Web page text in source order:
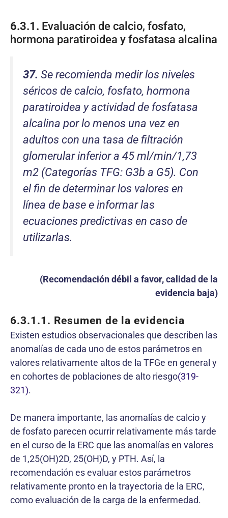
6.3.1. Evaluación de calcio, fosfato,
hormona paratiroidea y fosfatasa alcalina
37. Se recomienda medir los niveles
séricos de calcio, fosfato, hormona
paratiroidea y actividad de fosfatasa
alcalina por lo menos una vez en
adultos con una tasa de filtración
glomerular inferior a 45 ml/min/1,73
m2 (Categorías TFG: G3b a G5). Con
el fin de determinar los valores en
línea de base e informar las
ecuaciones predictivas en caso de
utilizarlas.
(Recomendación débil a favor, calidad de la
evidencia baja)
6.3.1.1. Resumen de la evidencia
Existen estudios observacionales que describen las
anomalías de cada uno de estos parámetros en
valores relativamente altos de la TFGe en general y
en cohortes de poblaciones de alto riesgo(319-
321).
De manera importante, las anomalías de calcio y
de fosfato parecen ocurrir relativamente más tarde
en el curso de la ERC que las anomalías en valores
de 1,25(OH)2D, 25(OH)D, y PTH. Así, la
recomendación es evaluar estos parámetros
relativamente pronto en la trayectoria de la ERC,
como evaluación de la carga de la enfermedad.